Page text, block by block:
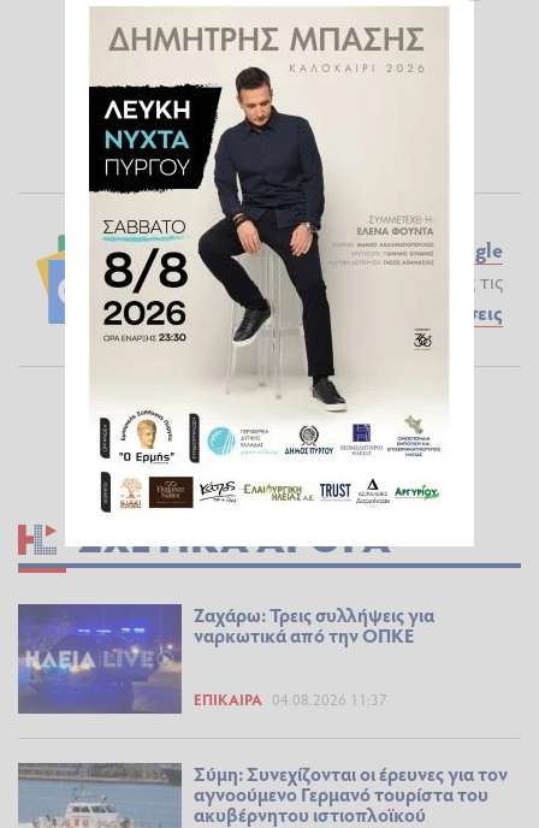
Ακολουθήστε το ilialive.gr στο Google
News
και μάθετε πρώτοι όλες τις
Ειδήσεις
ΣΧΕΤΙΚΆ ΆΡΘΡΑ
Ζαχάρω: Τρεις συλλήψεις για
ναρκωτικά από την ΟΠΚΕ
ΕΠΊΚΑΙΡΑ 04.08.2026 11:37
Σύμη: Συνεχίζονται οι έρευνες για τον
αγνοούμενο Γερμανό τουρίστα του
ακυβέρνητου ιστιοπλοϊκού